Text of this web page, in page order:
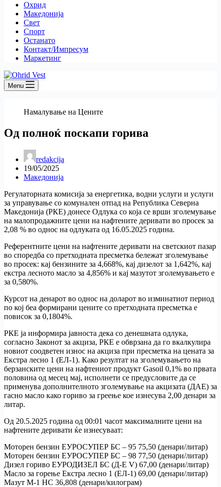
Охрид
Македонија
Свет
Спорт
Останато
Контакт/Импресум
Маркетинг
Menu
Намалување на Цените
Од полноќ поскапи горива
redakcija
19/05/2025
Македонија
Регулаторната комисија за енергетика, водни услуги и услуги
за управување со комунален отпад на Република Северна
Македонија (РКЕ) донесе Одлука со која се врши зголемување
на малопродажните цени на нафтените деривати во просек за
2,08 % во однос на одлуката од 16.05.2025 година.
Референтните цени на нафтените деривати на светскиот пазар
во споредба со претходната пресметка бележат зголемување
во просек: кај бензините за 4,668%, кај дизелот за 1,642%, кај
екстра лесното масло за 4,856% и кај мазутот зголемувањето е
за 0,580%.
Курсот на денарот во однос на доларот во изминатиот период
по кој беа формирани цените со претходната пресметка е
повисок за 0,1804%.
РКЕ ја информира јавноста дека со денешната одлука,
согласно Законот за акциза, РКЕ е обврзана да го вкалкулира
новиот соодветен износ на акциза при пресметка на цената за
Екстра лесно 1 (ЕЛ-1). Како резултат на зголемувањето на
берзанските цени на нафтениот продукт Gasoil 0,1% во првата
половина од месец мај, исполнети се предусловите да се
применува дополнителното зголемување на акцизата (ДАЕ) за
гасно масло како гориво за греење кое изнесува 2,00 денари за
литар.
Од 20.5.2025 година од 00:01 часот максималните цени на
нафтените деривати ќе изнесуваат:
Моторен бензин ЕУРОСУПЕР БС – 95 75,50 (денари/литар)
Моторен бензин ЕУРОСУПЕР БС – 98 77,50 (денари/литар)
Дизел гориво ЕУРОДИЗЕЛ БС (Д-Е V) 67,00 (денари/литар)
Масло за горење Екстра лесно 1 (ЕЛ-1) 69,00 (денари/литар)
Мазут М-1 НС 36,808 (денари/килограм)